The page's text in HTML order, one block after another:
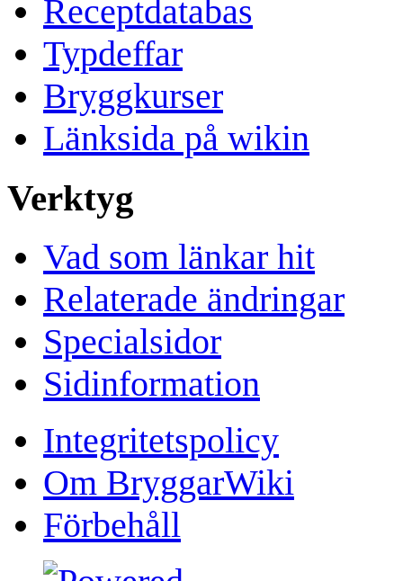
Receptdatabas
Typdeffar
Bryggkurser
Länksida på wikin
Verktyg
Vad som länkar hit
Relaterade ändringar
Specialsidor
Sidinformation
Integritetspolicy
Om BryggarWiki
Förbehåll